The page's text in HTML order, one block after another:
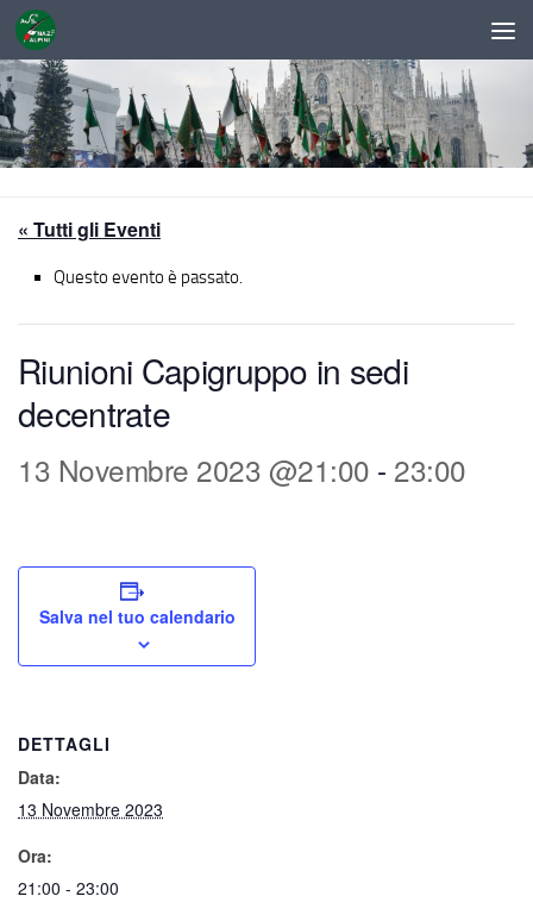
Sotto il contenuto
« Tutti gli Eventi
Questo evento è passato.
Riunioni Capigruppo in sedi
decentrate
13 Novembre 2023 @21:00 - 23:00
Salva nel tuo calendario
DETTAGLI
Data:
13 Novembre 2023
Ora:
21:00 - 23:00